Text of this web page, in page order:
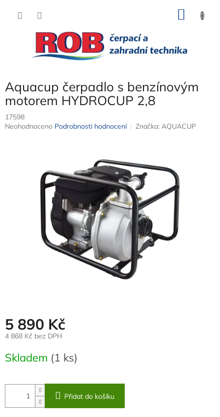
Aquacup čerpadlo s benzínovým
motorem HYDROCUP 2,8
17598
Průměrné
Neohodnoceno Podrobnosti hodnocení Značka: AQUACUP
5 890 Kč
4 868 Kč bez DPH
cena:
Skladem (1 ks)
Přidat do košíku